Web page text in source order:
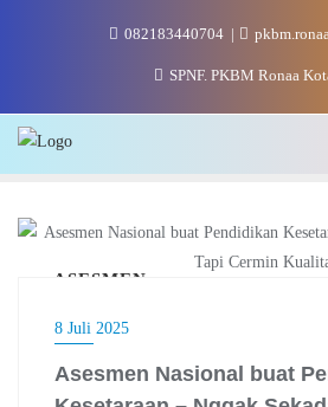
082183440704
SPNF. PKBM Ronaa
ASESMEN
8 Juli 2025
Asesmen Nasional buat